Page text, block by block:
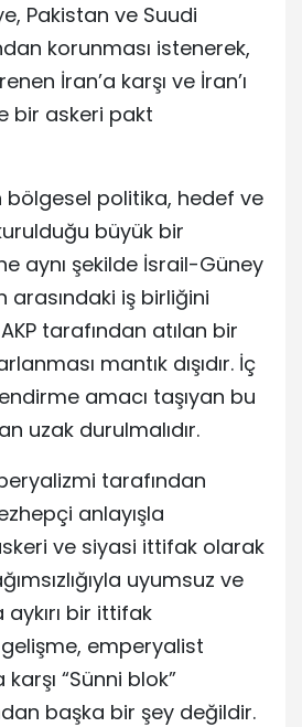
Pakistan ve Suudi
korunması istenerek,
İran’a karşı ve İran’ı
bir askeri pakt
bölgesel politika, hedef ve
büyük bir
aynı şekilde İsrail-Güney
arasındaki iş birliğini
tarafından atılan bir
mantık dışıdır. İç
amacı taşıyan bu
uzak durulmalıdır.
tarafından
anlayışla
ve siyasi ittifak olarak
uyumsuz ve
aykırı bir ittifak
gelişme, emperyalist
karşı “Sünni blok”
başka bir şey değildir.